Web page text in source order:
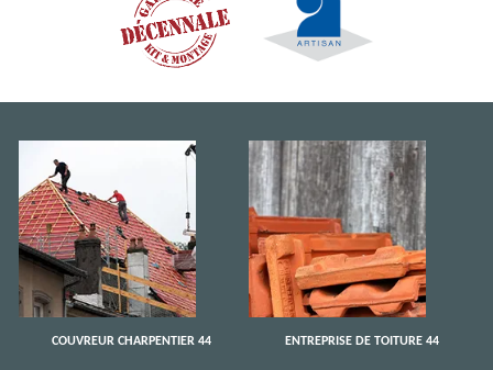
COUVREUR CHARPENTIER 44 ENTREPRISE DE TOITURE 44